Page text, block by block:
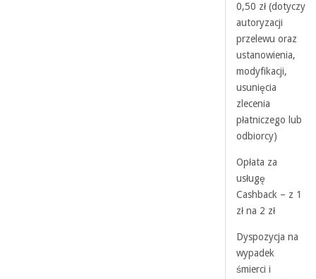
0,50 zł (dotyczy
autoryzacji
przelewu oraz
ustanowienia,
modyfikacji,
usunięcia
zlecenia
płatniczego lub
odbiorcy)
Opłata za
usługę
Cashback – z 1
zł na 2 zł
Dyspozycja na
wypadek
śmierci i